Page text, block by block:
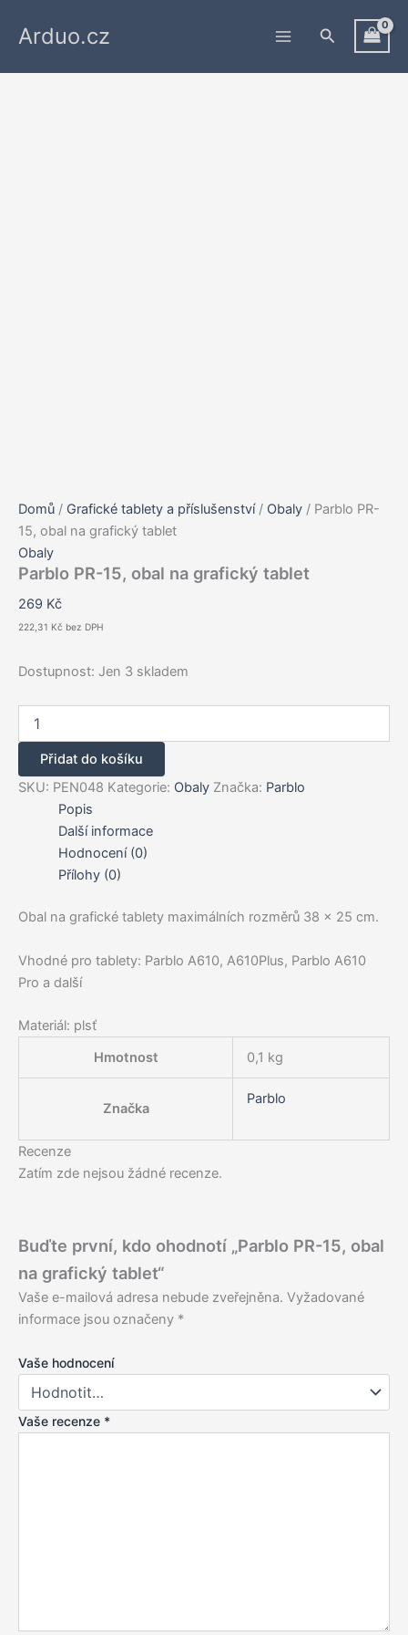
Arduo.cz Hledat
Domů / Grafické tablety a příslušenství/ Obaly / Parblo PR-
15, obal na grafický tablet
Obaly
Parblo PR-15, obal na grafický tablet
269 Kč
222,31 Kč bez DPH
Dostupnost: Jen 3 skladem
PR-
15,
obal
na
grafický
množství
Přidat do košíku
SKU: PEN048 Kategorie: Obaly Značka: Parblo
Popis
Další informace
Hodnocení (0)
Přílohy (0)
Obal na grafické tablety maximálních rozměrů 38 x 25 cm.
Vhodné pro tablety: Parblo A610, A610Plus, Parblo A610
Pro a další
Materiál: plsť
Hmotnost
0,1 kg
Značka
Parblo
Recenze
Zatím zde nejsou žádné recenze.
Buďte první, kdo ohodnotí „Parblo PR-15, obal
na grafický tablet“
Vaše e-mailová adresa nebude zveřejněna. Vyžadované
informace jsou označeny *
Vaše hodnocení
Vaše recenze *